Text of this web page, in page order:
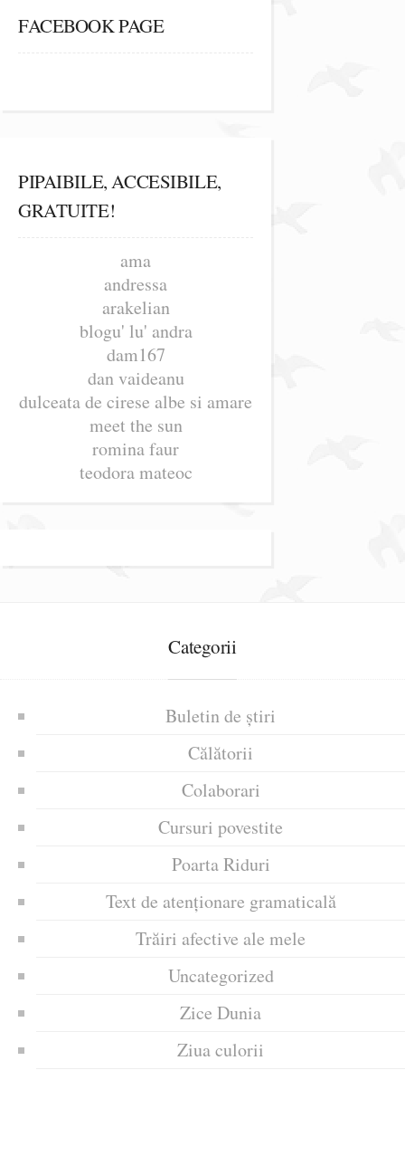
FACEBOOK PAGE
PIPAIBILE, ACCESIBILE,
GRATUITE!
ama
andressa
arakelian
blogu' lu' andra
dam167
dan vaideanu
dulceata de cirese albe si amare
meet the sun
romina faur
teodora mateoc
Categorii
Buletin de știri
Călătorii
Colaborari
Cursuri povestite
Poarta Riduri
Text de atenționare gramaticală
Trăiri afective ale mele
Uncategorized
Zice Dunia
Ziua culorii